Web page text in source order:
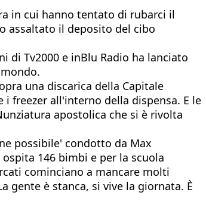
in cui hanno tentato di rubarci il
assaltato il deposito del cibo
di Tv2000 e inBlu Radio ha lanciato
una discarica della Capitale
freezer all'interno della dispensa. E le
apostolica che si è rivolta
possibile' condotto da Max
146 bimbi e per la scuola
cominciano a mancare molti
gente è stanca, si vive la giornata. È